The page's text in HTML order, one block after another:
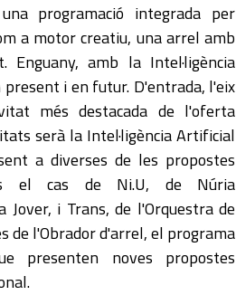
programació integrada per
a motor creatiu, una arrel amb
amb la Intel·ligència
i en futur. D'entrada, l'eix
més destacada de l'oferta
serà la Intel·ligència Artificial
a diverses de les propostes
el cas de Ni.U, de Núria
i Trans, de l'Orquestra de
de l'Obrador d'arrel, el programa
presenten noves propostes